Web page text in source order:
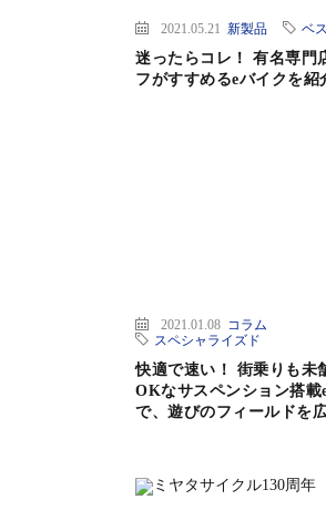
2021.05.21 新製品 ベ
迷ったらコレ！ 有名専門
フがすすめるeバイクを紹
2021.01.08
コラム
スペシャライズド
快適で速い！ 街乗りも未
OKなサスペンション搭載
で、遊びのフィールドを